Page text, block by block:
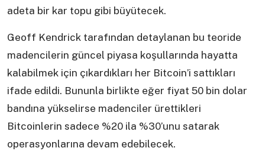
adeta bir kar topu gibi büyütecek.
Geoff Kendrick tarafından detaylanan bu teoride
madencilerin güncel piyasa koşullarında hayatta
kalabilmek için çıkardıkları her Bitcoin’i sattıkları
ifade edildi. Bununla birlikte eğer fiyat 50 bin dolar
bandına yükselirse madenciler ürettikleri
Bitcoinlerin sadece %20 ila %30’unu satarak
operasyonlarına devam edebilecek.